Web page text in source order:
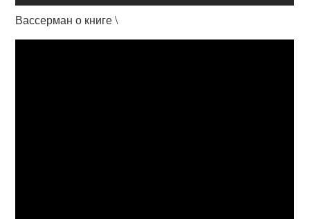
Вассерман о книге \